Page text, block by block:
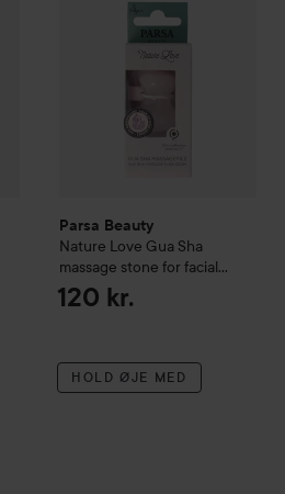
Parsa Beauty
Nature Love Gua Sha
massage stone for facial
massage
120 kr.
HOLD ØJE MED